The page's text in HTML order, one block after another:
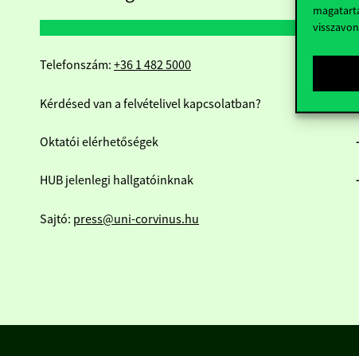
Telefonszám: +36 1 482 5000
Kérdésed van a felvételivel kapcsolatban?
Oktatói elérhetőségek
HUB jelenlegi hallgatóinknak
Sajtó: press@uni-corvinus.hu